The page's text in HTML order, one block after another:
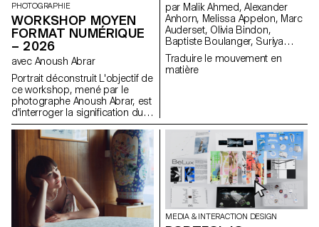
PHOTOGRAPHIE
WORKSHOP MOYEN
FORMAT NUMÉRIQUE
– 2026
avec Anoush Abrar
Portrait déconstruit L'objectif de
ce workshop, mené par le
photographe Anoush Abrar, est
d'interroger la signification du
portrait contemporain. En
suivant la notion du "portrait
déconstruit" les étudiants-es-x
ont réalisé une image par
groupes de deux. La semaine
de workshop Moyen format
digital est à la fois une initiation
au matériel de prise de vue et
au logiciels dédiés.
par Malik Ahmed, Alexander
Anhorn, Melissa Appelon, Marc
Auderset, Olivia Bindon,
Baptiste Boulanger, Suriya
Brambilla, Diego Buccelloni,
Marta Casemi, Davia Ciccoli
Trannoy, Alizée Clavien, Timoféi
Lila Gomez Gaillet, Juliana
Granato, Xenia Grange,
Bérangère Gremion, Helena
Hell, Rocio Hernandez, Salomé
Huwiler, Rebecca Indermühle,
Kevin Jeangros, Nolan Latorre,
Jose Pardo Pariente, Zachary
Ramelet, Gabrielle Richard,
Traduire le mouvement en
matière
MEDIA & INTERACTION DESIGN